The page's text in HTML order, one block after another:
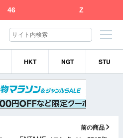
46 Z
HKT NGT STU
前の商品